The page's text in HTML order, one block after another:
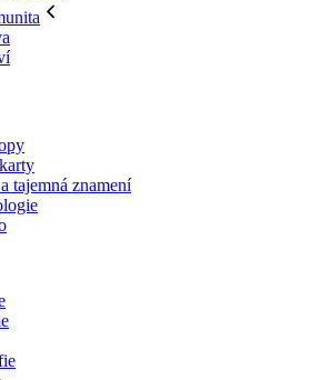
tajemná znamení